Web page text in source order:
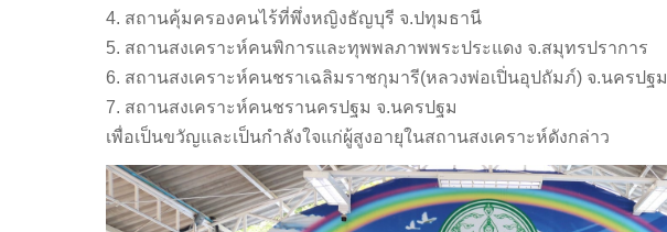
4. สถานคุ้มครองคนไร้ที่พึ่งหญิงธัญบุรี จ.ปทุมธานี
5. สถานสงเคราะห์คนพิการและทุพพลภาพพระประแดง จ.สมุทรปราการ
6. สถานสงเคราะห์คนชราเฉลิมราชกุมารี(หลวงพ่อเปิ่นอุปถัมภ์) จ.นครปฐม
7. สถานสงเคราะห์คนชรานครปฐม จ.นครปฐม
เพื่อเป็นขวัญและเป็นกำลังใจแก่ผู้สูงอายุในสถานสงเคราะห์ดังกล่าว